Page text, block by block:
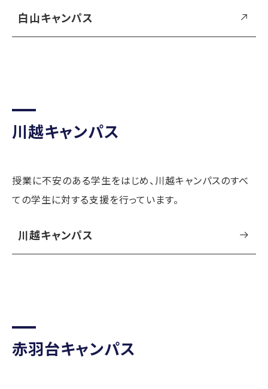
白山キャンパス
川越キャンパス
授業に不安のある学生をはじめ、川越キャンパスのすべ
ての学生に対する支援を行っています。
川越キャンパス
赤羽台キャンパス